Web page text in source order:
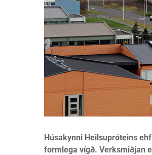
Húsakynni Heilsupróteins
formlega vígð. Verksmiðjan